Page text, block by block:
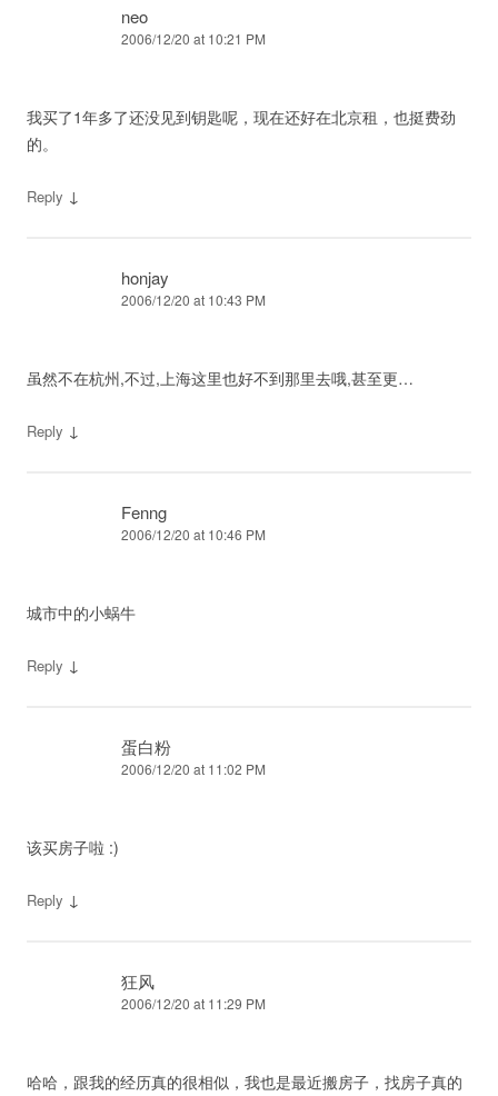
neo
2006/12/20 at 10:21 PM
我买了1年多了还没见到钥匙呢，现在还好在北京租，也挺费劲
的。
Reply ↓
honjay
2006/12/20 at 10:43 PM
虽然不在杭州,不过,上海这里也好不到那里去哦,甚至更…
Reply ↓
Fenng
2006/12/20 at 10:46 PM
城市中的小蜗牛
Reply ↓
蛋白粉
2006/12/20 at 11:02 PM
该买房子啦 :)
Reply ↓
狂风
2006/12/20 at 11:29 PM
哈哈，跟我的经历真的很相似，我也是最近搬房子，找房子真的